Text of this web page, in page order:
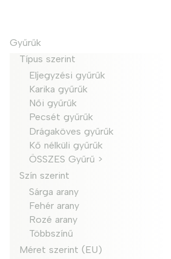
Gyűrűk
Típus szerint
Eljegyzési gyűrűk
Karika gyűrűk
Női gyűrűk
Pecsét gyűrűk
Drágaköves gyűrűk
Kő nélküli gyűrűk
ÖSSZES Gyűrű >
Szín szerint
Sárga arany
Fehér arany
Rozé arany
Többszínű
Méret szerint (EU)